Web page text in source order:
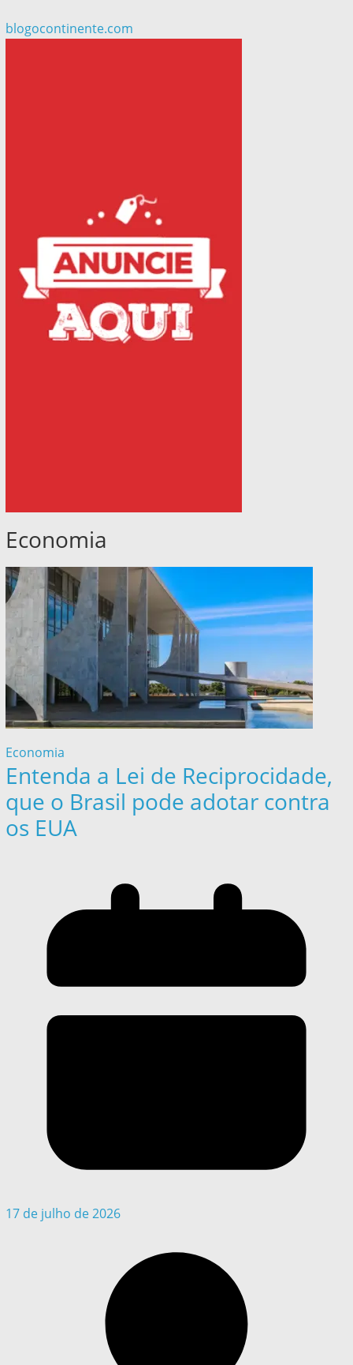
blogocontinente.com
Economia
Economia
Entenda a Lei de Reciprocidade,
que o Brasil pode adotar contra
os EUA
17 de julho de 2026